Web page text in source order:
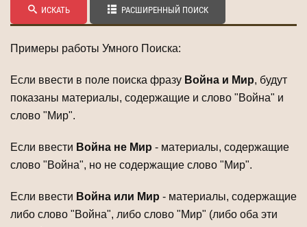
ИСКАТЬ РАСШИРЕННЫЙ ПОИСК
Примеры работы Умного Поиска:
Если ввести в поле поиска фразу Война и Мир, будут
показаны материалы, содержащие и слово "Война" и
слово "Мир".
Если ввести Война не Мир - материалы, содержащие
слово "Война", но не содержащие слово "Мир".
Если ввести Война или Мир - материалы, содержащие
либо слово "Война", либо слово "Мир" (либо оба эти